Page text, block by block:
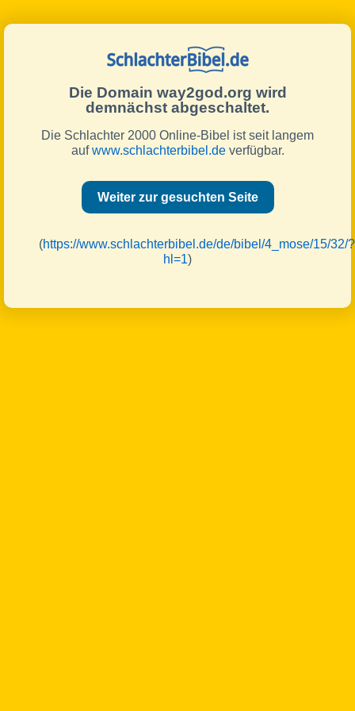
Die Domain way2god.org wird
demnächst abgeschaltet.
Die Schlachter 2000 Online-Bibel ist seit langem
aufwww.schlachterbibel.deverfügbar.
Weiter zur gesuchten Seite
(https://www.schlachterbibel.de/de/bibel/4_mose/15/32/?
hl=1)